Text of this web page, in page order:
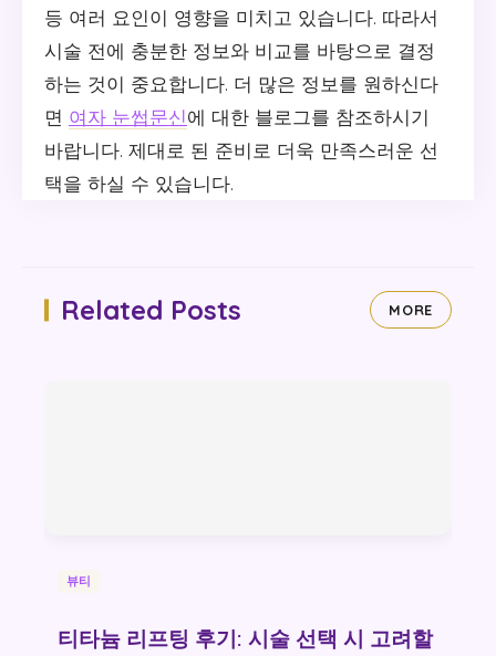
등 여러 요인이 영향을 미치고 있습니다. 따라서
시술 전에 충분한 정보와 비교를 바탕으로 결정
하는 것이 중요합니다. 더 많은 정보를 원하신다
면 여자 눈썹문신에 대한 블로그를 참조하시기
바랍니다. 제대로 된 준비로 더욱 만족스러운 선
택을 하실 수 있습니다.
Related Posts MORE
뷰티
티타늄 리프팅 후기: 시술 선택 시 고려할